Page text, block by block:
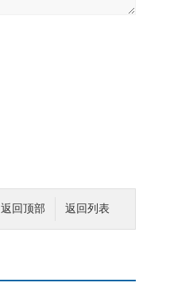
返回列表
返回顶部